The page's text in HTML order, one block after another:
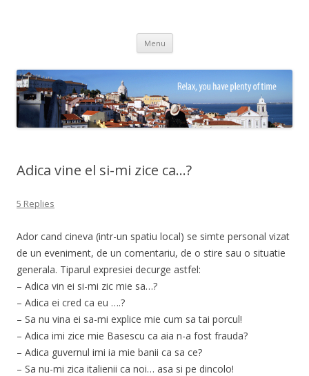
Menu Skip
content
Adica vine el si-mi zice ca…?
5 Replies
Ador cand cineva (intr-un spatiu local) se simte personal vizat
de un eveniment, de un comentariu, de o stire sau o situatie
generala. Tiparul expresiei decurge astfel:
– Adica vin ei si-mi zic mie sa…?
– Adica ei cred ca eu ….?
– Sa nu vina ei sa-mi explice mie cum sa tai porcul!
– Adica imi zice mie Basescu ca aia n-a fost frauda?
– Adica guvernul imi ia mie banii ca sa ce?
– Sa nu-mi zica italienii ca noi… asa si pe dincolo!